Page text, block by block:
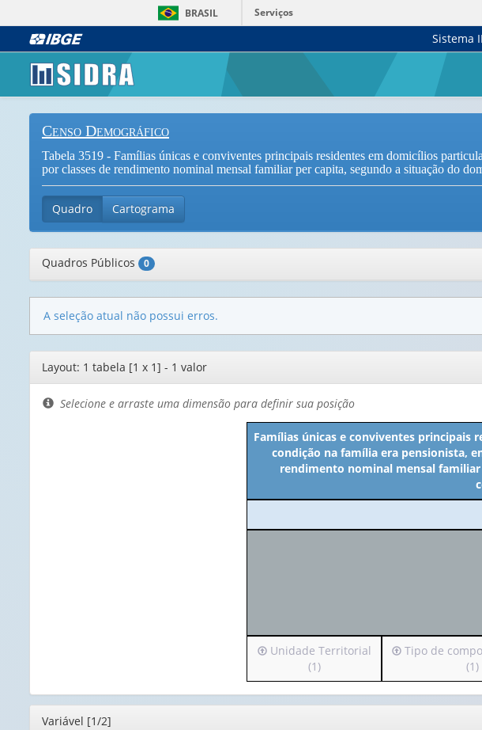
BRASIL Serviços
Sistema
Censo Demográfico
Tabela 3519 - Famílias únicas e conviventes principais residentes em domicílios
por classes de rendimento nominal mensal familiar per capita, segundo a situação do
Quadro Cartograma
Quadros Públicos 0
A seleção atual não possui erros.
Editor
de
layout
Layout: 1 tabela [1 x 1] - 1 valor
Selecione e arraste uma dimensão para definir sua posição
Famílias únicas e conviventes principais
condição na família era pensionista,
rendimento nominal mensal
Irá
o
cabeçalho
Unidade Territorial
(1)
Irá
o
cabeçalho
Tipo de
(1)
Editor
Variável [1/2]